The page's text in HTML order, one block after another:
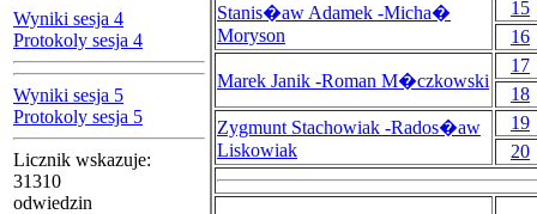
Wyniki sesja 4
Protokoly sesja 4
Wyniki sesja 5
Protokoly sesja 5
Licznik wskazuje:
31310
odwiedzin
Stanis�aw Adamek -Micha�
Moryson
15
16
Marek Janik -Roman M�czkowski
17
18
Zygmunt Stachowiak -Rados�aw
Liskowiak
19
20